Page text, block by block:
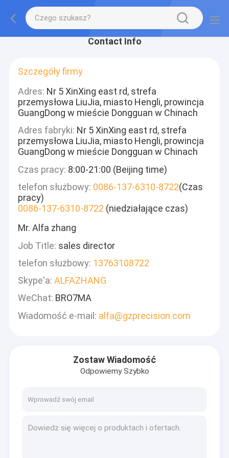
Contact Info
Szczegóły firmy
Adres: Nr 5 XinXing east rd, strefa
przemysłowa LiuJia, miasto Hengli, prowincja
GuangDong w mieście Dongguan w Chinach
Adres fabryki: Nr 5 XinXing east rd, strefa
przemysłowa LiuJia, miasto Hengli, prowincja
GuangDong w mieście Dongguan w Chinach
Czas pracy: 8:00-21:00 (Beijing time)
telefon służbowy: 0086-137-6310-8722(Czas
pracy)
0086-137-6310-8722 (niedziałające czas)
Mr. Alfa zhang
Job Title: sales director
telefon służbowy: 13763108722
Skype'a: ALFAZHANG
WeChat: BRO7MA
Wiadomość e-mail: alfa@gzprecision.com
Zostaw Wiadomość
Odpowiemy Szybko